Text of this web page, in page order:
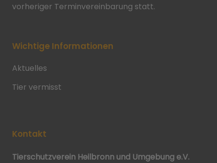
vorheriger Terminvereinbarung statt.
Wichtige Informationen
Aktuelles
Tier vermisst
Kontakt
Tierschutzverein Heilbronn und Umgebung e.V.